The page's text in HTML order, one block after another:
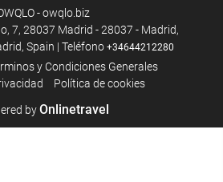
- owqlo.biz
7, 28037 Madrid - 28037 - Madrid,
Spain | Teléfono +34644212280
y Condiciones Generales
Política de cookies
byOnlinetravel